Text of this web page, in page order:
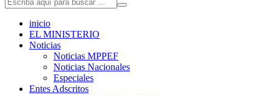
inicio
EL MINISTERIO
Noticias
Noticias MPPEF
Noticias Nacionales
Especiales
Entes Adscritos